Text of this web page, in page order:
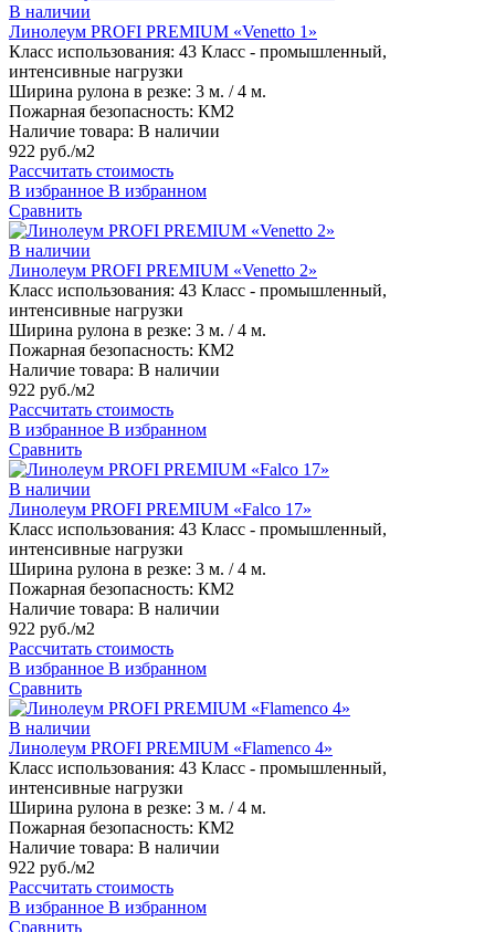
В наличии
Линолеум PROFI PREMIUM «Venetto 1»
Класс использования: 43 Класс - промышленный,
интенсивные нагрузки
Ширина рулона в резке: 3 м. / 4 м.
Пожарная безопасность: КМ2
Наличие товара: В наличии
922 руб./м2
Рассчитать стоимость
В избранное В избранном
Сравнить
В наличии
Линолеум PROFI PREMIUM «Venetto 2»
Класс использования: 43 Класс - промышленный,
интенсивные нагрузки
Ширина рулона в резке: 3 м. / 4 м.
Пожарная безопасность: КМ2
Наличие товара: В наличии
922 руб./м2
Рассчитать стоимость
В избранное В избранном
Сравнить
В наличии
Линолеум PROFI PREMIUM «Falco 17»
Класс использования: 43 Класс - промышленный,
интенсивные нагрузки
Ширина рулона в резке: 3 м. / 4 м.
Пожарная безопасность: КМ2
Наличие товара: В наличии
922 руб./м2
Рассчитать стоимость
В избранное В избранном
Сравнить
В наличии
Линолеум PROFI PREMIUM «Flamenco 4»
Класс использования: 43 Класс - промышленный,
интенсивные нагрузки
Ширина рулона в резке: 3 м. / 4 м.
Пожарная безопасность: КМ2
Наличие товара: В наличии
922 руб./м2
Рассчитать стоимость
В избранное В избранном
Сравнить